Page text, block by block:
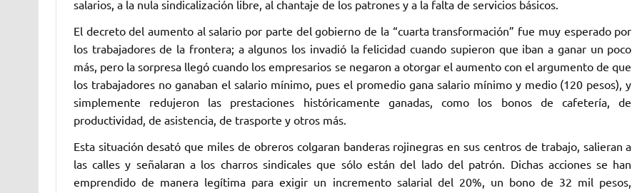
salarios, a la nula sindicalización libre, al chantaje de los patrones y a la falta de servicios básicos.
El decreto del aumento al salario por parte del gobierno de la “cuarta transformación” fue muy esperado por
los trabajadores de la frontera; a algunos los invadió la felicidad cuando supieron que iban a ganar un poco
más, pero la sorpresa llegó cuando los empresarios se negaron a otorgar el aumento con el argumento de que
los trabajadores no ganaban el salario mínimo, pues el promedio gana salario mínimo y medio (120 pesos), y
simplemente redujeron las prestaciones históricamente ganadas, como los bonos de cafetería, de
productividad, de asistencia, de trasporte y otros más.
Esta situación desató que miles de obreros colgaran banderas rojinegras en sus centros de trabajo, salieran a
las calles y señalaran a los charros sindicales que sólo están del lado del patrón. Dichas acciones se han
emprendido de manera legítima para exigir un incremento salarial del 20%, un bono de 32 mil pesos,